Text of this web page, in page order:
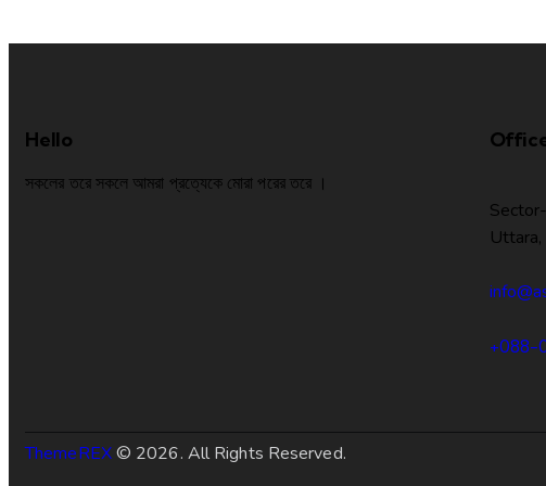
Hello
সকলের তরে সকলে আমরা প্রত্যেকে মোরা পরের তরে ।
+088-
ThemeREX© 2026. All Rights Reserved.